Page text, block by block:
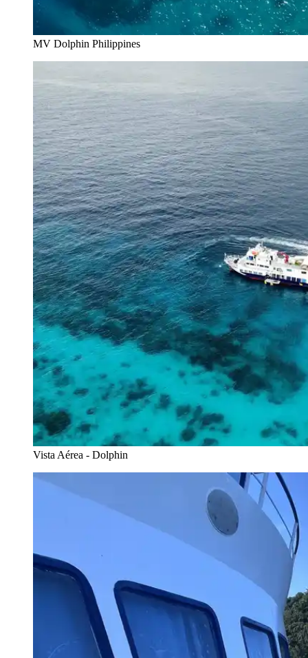
MV Dolphin Philippines
Vista Aérea - Dolphin